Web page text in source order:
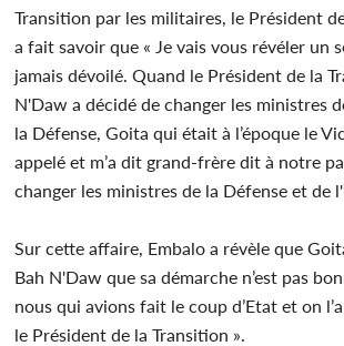
Transition par les militaires, le Président
a fait savoir que « Je vais vous révéler un
jamais dévoilé. Quand le Président de la
N'Daw a décidé de changer les ministres
la Défense, Goita qui était à l’époque le
appelé et m’a dit grand-frère dit à notre
changer les ministres de la Défense et de
Sur cette affaire, Embalo a révèle que
Bah N'Daw que sa démarche n’est pas
nous qui avions fait le coup d’Etat et on
le Président de la Transition ».